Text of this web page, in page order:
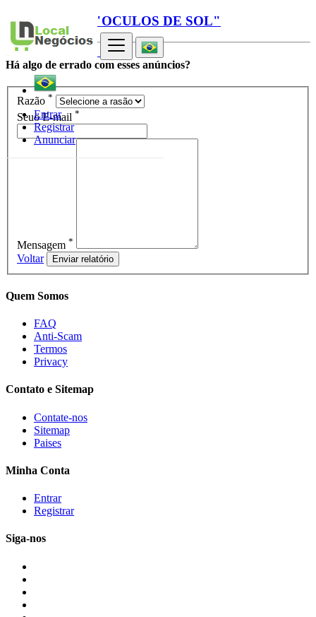
Entrar
Registrar
Anunciar
Relatório para "OCULOS DE SOL"
Há algo de errado com esses anúncios?
Razão *
Seuo E-mail *
Mensagem *
Voltar Enviar relatório
Quem Somos
FAQ
Anti-Scam
Termos
Privacy
Contato e Sitemap
Contate-nos
Sitemap
Paises
Minha Conta
Entrar
Registrar
Siga-nos